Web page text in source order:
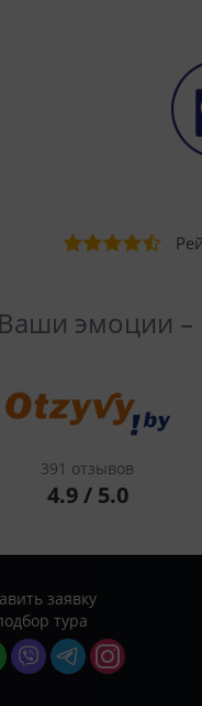
Ваши эмоции –
391 отзывов
4.9 / 5.0
заявку
тура